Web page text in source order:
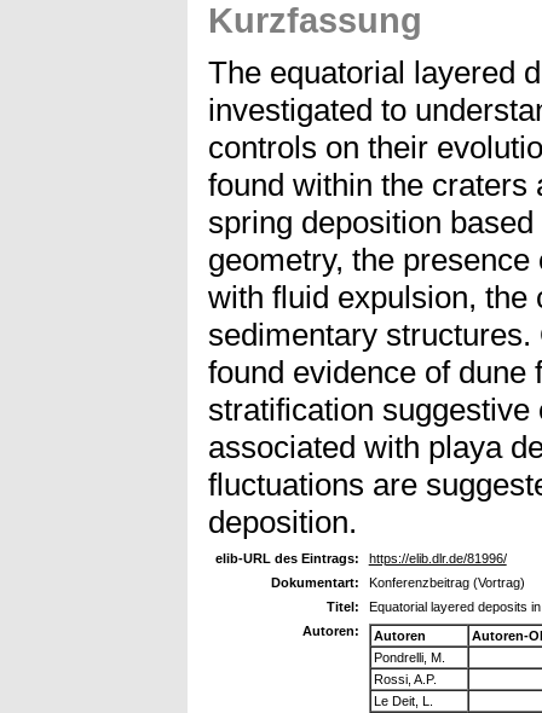
Kurzfassung
The equatorial layered
investigated to
controls on their
found within the craters
spring deposition
geometry, the
with fluid expulsion, the
sedimentary
found evidence of dune
stratification
associated with playa
fluctuations are
deposition.
elib-URL des Eintrags:
https://elib.dlr.de/81996/
Dokumentart:
Konferenzbeitrag (Vortrag)
Titel:
Equatorial layered deposits
Autoren:
Autoren
Autoren-
Pondrelli, M.
Rossi, A.P.
Le Deit, L.